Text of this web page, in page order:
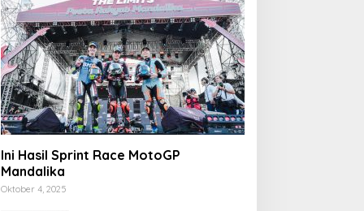
Ini Hasil Sprint Race MotoGP
Mandalika
Oktober 4, 2025